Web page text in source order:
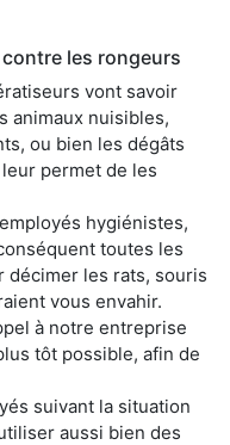
les rongeurs
vont savoir
animaux nuisibles,
ou bien les dégâts
permet de les
hygiénistes,
toutes les
décimer les rats, souris
vous envahir.
à notre entreprise
tôt possible, afin de
suivant la situation
aussi bien des